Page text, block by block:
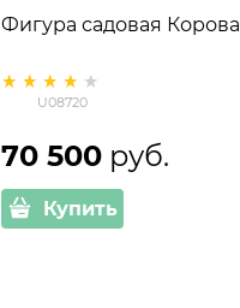
Фигура садовая Корова
U08720
70 500 руб.
Купить